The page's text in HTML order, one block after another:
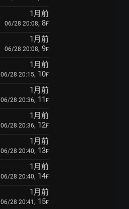
1月前
06/28 20:08, 8F
1月前
06/28 20:08, 9F
1月前
06/28 20:15, 10F
1月前
06/28 20:36, 11 F
1月前
06/28 20:36, 12F
1月前
06/28 20:40, 13F
1月前
06/28 20:40, 14F
1月前
06/28 20:41 , 15F